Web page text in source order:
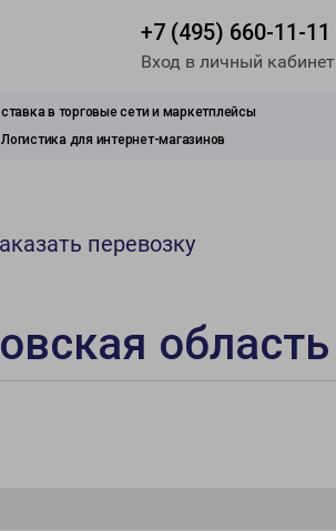
+7 (495) 660-11-11
Вход в личный кабинет
в торговые сети и маркетплейсы
для интернет-магазинов
перевозку
область